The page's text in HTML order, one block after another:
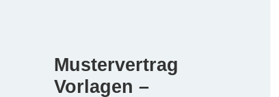
Mustervertrag
Vorlagen –